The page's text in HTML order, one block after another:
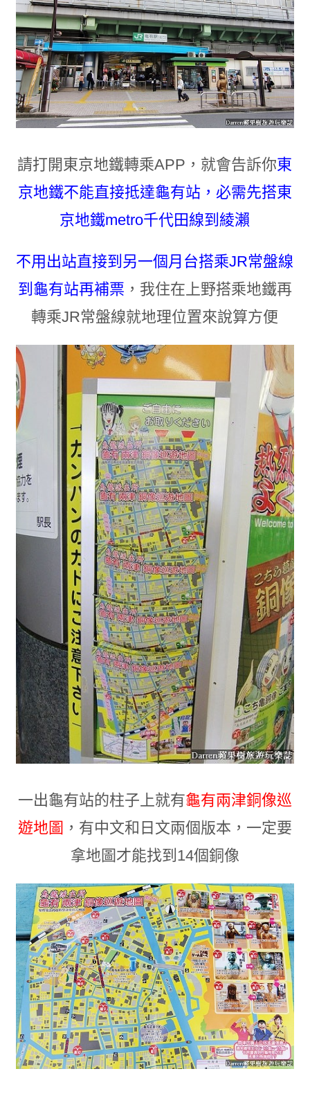
請打開東京地鐵轉乘APP ， 就會告訴你東
京地鐵不能直接抵達龜有站， 必需先搭東
京地鐵metro千代田線到綾瀨
不用出站直接到另一個月台搭乘JR常盤線
到龜有站再補票 ， 我住在上野搭乘地鐵再
轉乘JR常盤線就地理位置來說算方便
一出龜有站的柱子上就有龜有兩津銅像巡
遊地圖 ，有中文和日文兩個版本 ， 一定要
拿地圖才能找到14個銅像